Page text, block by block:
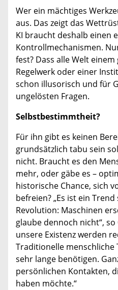
Wer ein mächtiges
aus. Das zeigt das
KI braucht deshalb einen
Kontrollmechanismen.
fest? Dass alle Welt
Regelwerk oder einer
schon illusorisch und für
ungelösten Fragen.
Selbstbestimmtheit?
Für ihn gibt es keinen
grundsätzlich tabu sein
nicht. Braucht es den
mehr, oder gäbe es –
historische Chance, sich
befreien? „Es ist ein
Revolution: Maschinen
glaube dennoch nicht“,
unsere Existenz werden
Traditionelle menschliche
sehr lange benötigen.
persönlichen Kontakten,
haben möchte.“